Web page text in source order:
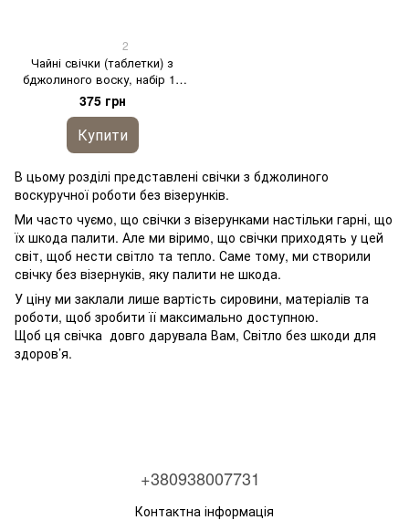
2
Чайні свічки (таблетки) з
бджолиного воску, набір 15
шт
375 грн
Купити
В цьому розділі представлені свічки з бджолиного
воскуручної роботи без візерунків.
Ми часто чуємо, що свічки з візерунками настільки гарні, що
їх шкода палити. Але ми віримо, що свічки приходять у цей
світ, щоб нести світло та тепло. Саме тому, ми створили
свічку без візернуків, яку палити не шкода.
У ціну ми заклали лише вартість сировини, матеріалів та
роботи, щоб зробити її максимально доступною.
Щоб ця свічка довго дарувала Вам, Світло без шкоди для
здоров’я.
+380938007731
Контактна інформація